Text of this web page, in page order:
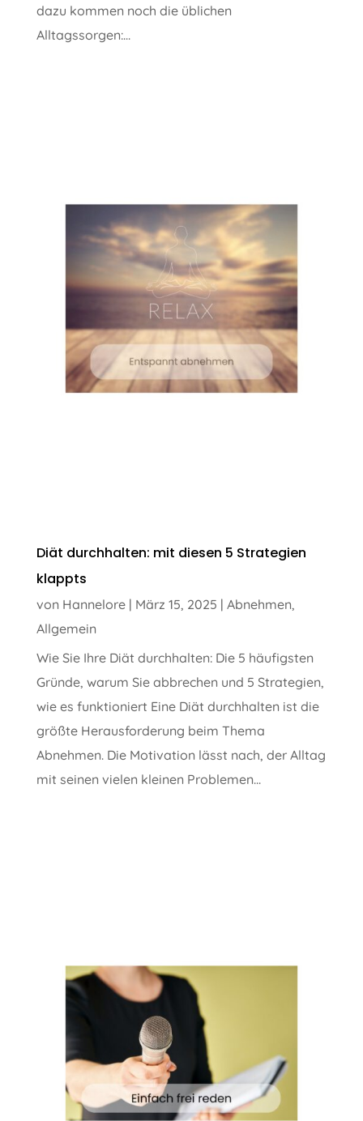
dazu kommen noch die üblichen
Alltagssorgen:...
Diät durchhalten: mit diesen 5 Strategien
klappts
von Hannelore| März 15, 2025 | Abnehmen,
Allgemein
Wie Sie Ihre Diät durchhalten: Die 5 häufigsten
Gründe, warum Sie abbrechen und 5 Strategien,
wie es funktioniert Eine Diät durchhalten ist die
größte Herausforderung beim Thema
Abnehmen. Die Motivation lässt nach, der Alltag
mit seinen vielen kleinen Problemen...